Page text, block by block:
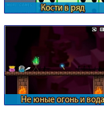
Кости в ряд
Не юные огонь и вода